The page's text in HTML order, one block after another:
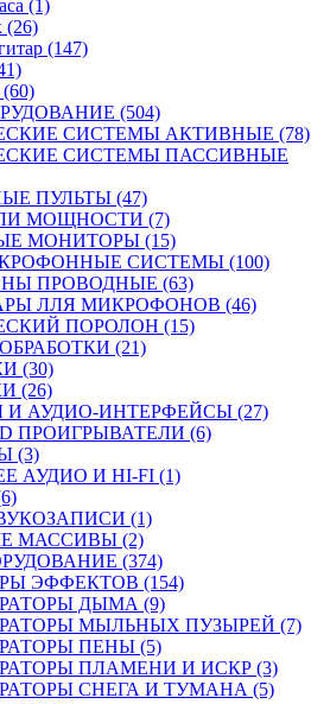
(1)
(26)
(147)
(504)
СИСТЕМЫ АКТИВНЫЕ (78)
СИСТЕМЫ ПАССИВНЫЕ
ПУЛЬТЫ (47)
МОЩНОСТИ (7)
МОНИТОРЫ (15)
СИСТЕМЫ (100)
ПРОВОДНЫЕ (63)
ЛЛЯ МИКРОФОНОВ (46)
ПОРОЛОН (15)
(21)
(30)
(26)
И АУДИО-ИНТЕРФЕЙСЫ (27)
ПРОИГРЫВАТЕЛИ (6)
(3)
АУДИО И HI-FI (1)
(1)
МАССИВЫ (2)
(374)
ЭФФЕКТОВ (154)
ДЫМА (9)
МЫЛЬНЫХ ПУЗЫРЕЙ (7)
ПЕНЫ (5)
ПЛАМЕНИ И ИСКР (3)
СНЕГА И ТУМАНА (5)